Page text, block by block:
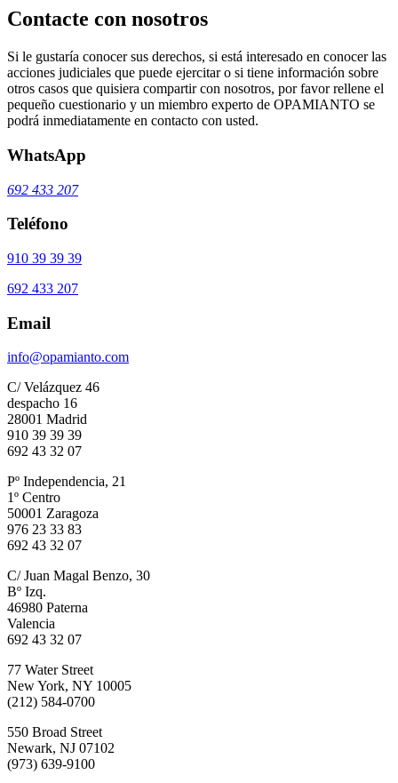
Contacte con nosotros
Si le gustaría conocer sus derechos, si está interesado en conocer las
acciones judiciales que puede ejercitar o si tiene información sobre
otros casos que quisiera compartir con nosotros, por favor rellene el
pequeño cuestionario y un miembro experto de OPAMIANTO se
podrá inmediatamente en contacto con usted.
WhatsApp
692 433 207
Teléfono
910 39 39 39
692 433 207
Email
info@opamianto.com
C/ Velázquez 46
despacho 16
28001 Madrid
910 39 39 39
692 43 32 07
Pº Independencia, 21
1º Centro
50001 Zaragoza
976 23 33 83
692 43 32 07
C/ Juan Magal Benzo, 30
Bº Izq.
46980 Paterna
Valencia
692 43 32 07
77 Water Street
New York, NY 10005
(212) 584-0700
550 Broad Street
Newark, NJ 07102
(973) 639-9100